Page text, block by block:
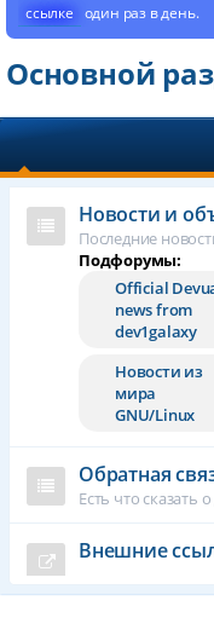
ссылке один раз в день.
Основной
Новости и
Последние
Подфорумы:
Official
news from
dev1galaxy
Новости из
мира
GNU/Linux
Обратная
Есть что сказать
Внешние